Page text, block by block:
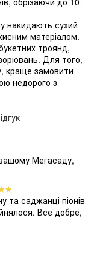
накидають сухий
матеріалом.
троянд,
Для того,
краще замовити
недорого з
Мегасаду,
та саджанці піонів
Все добре,